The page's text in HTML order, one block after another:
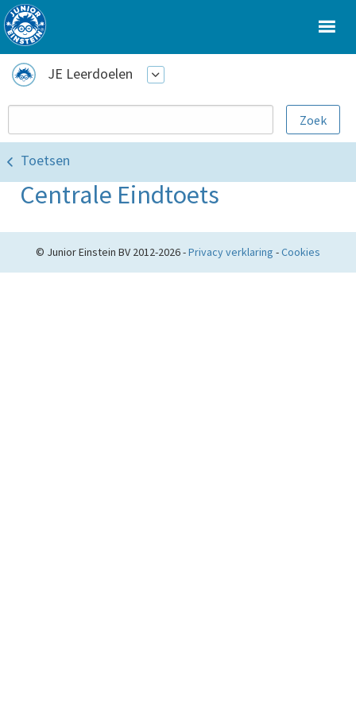
JE Leerdoelen
Toetsen
Centrale Eindtoets
© Junior Einstein BV 2012-2026 -Privacy verklaring -Cookies